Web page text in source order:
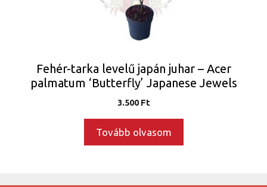
Fehér-tarka levelű japán juhar – Acer
palmatum ‘Butterfly’ Japanese Jewels
3.500Ft
Tovább olvasom